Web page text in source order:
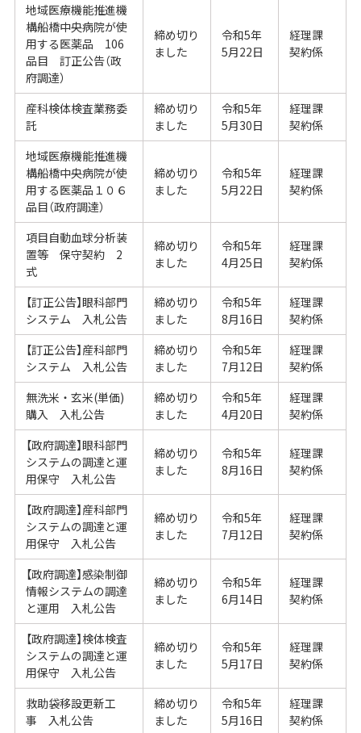
地域医療機能推進機
構船橋中央病院が使
用する医薬品 106
品目 訂正公告（政
府調達）
締め切り
ました
令和5年
5月22日
経理課
契約係
産科検体検査業務委
託
締め切り
ました
令和5年
5月30日
経理課
契約係
地域医療機能推進機
構船橋中央病院が使
用する医薬品１０６
品目（政府調達）
締め切り
ました
令和5年
5月22日
経理課
契約係
項目自動血球分析装
置等 保守契約 2
式
締め切り
ました
令和5年
4月25日
経理課
契約係
【訂正公告】眼科部門
システム 入札公告
締め切り
ました
令和5年
8月16日
経理課
契約係
【訂正公告】産科部門
システム 入札公告
締め切り
ました
令和5年
7月12日
経理課
契約係
無洗米・玄米(単価)
購入 入札公告
締め切り
ました
令和5年
4月20日
経理課
契約係
【政府調達】眼科部門
システムの調達と運
用保守 入札公告
締め切り
ました
令和5年
8月16日
経理課
契約係
【政府調達】産科部門
システムの調達と運
用保守 入札公告
締め切り
ました
令和5年
7月12日
経理課
契約係
【政府調達】感染制御
情報システムの調達
と運用 入札公告
締め切り
ました
令和5年
6月14日
経理課
契約係
【政府調達】検体検査
システムの調達と運
用保守 入札公告
締め切り
ました
令和5年
5月17日
経理課
契約係
救助袋移設更新工
事 入札公告
締め切り
ました
令和5年
5月16日
経理課
契約係